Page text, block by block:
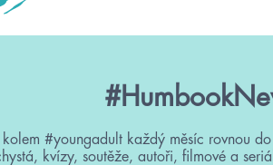
kolem #youngadult každý měsíc rovnou
kvízy, soutěže, autoři, filmové a